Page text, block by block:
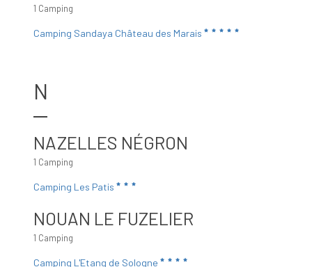
1 Camping
Camping Sandaya Château des Marais
N
NAZELLES NÉGRON
1 Camping
Camping Les Patis
NOUAN LE FUZELIER
1 Camping
Camping L'Etang de Sologne